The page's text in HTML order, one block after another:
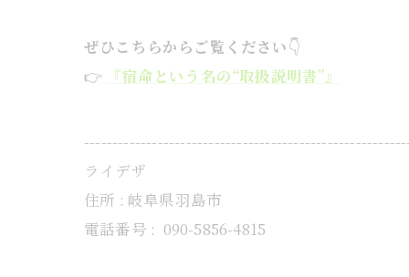
ぜひこちらからご覧ください👇
👉 『宿命という名の“取扱説明書”』
ライデザ
住所 : 岐阜県羽島市
電話番号 : 090-5856-4815